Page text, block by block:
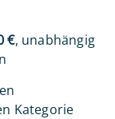
€, unabhängig
Kategorie